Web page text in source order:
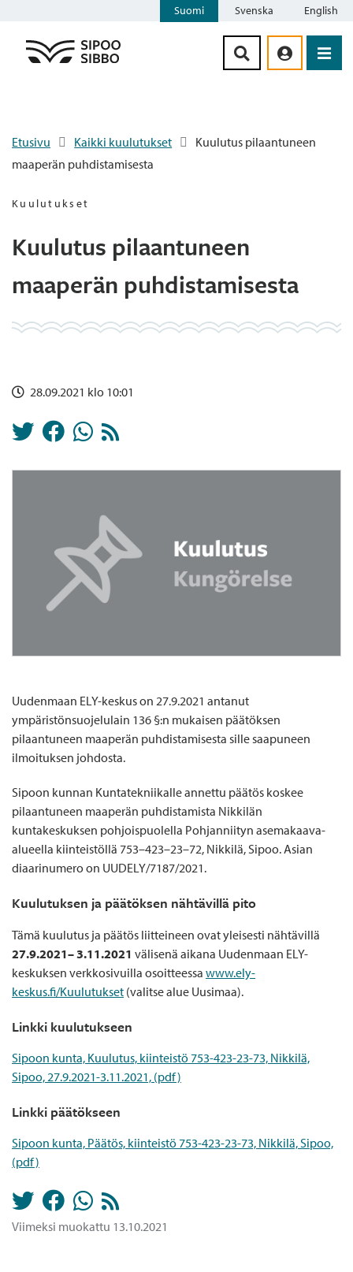
Suomi Svenska English
Etusivu Kaikki kuulutukset
Kuulutus pilaantuneen
maaperän puhdistamisesta
Kuulutukset
Kuulutus pilaantuneen
maaperän puhdistamisesta
28.09.2021 klo 10:01
Uudenmaan ELY-keskus on 27.9.2021 antanut
ympäristönsuojelulain 136 §:n mukaisen päätöksen
pilaantuneen maaperän puhdistamisesta sille saapuneen
ilmoituksen johdosta.
Sipoon kunnan Kuntatekniikalle annettu päätös koskee
pilaantuneen maaperän puhdistamista Nikkilän
kuntakeskuksen pohjoispuolella Pohjanniityn asemakaava-
alueella kiinteistöllä 753–423–23–72, Nikkilä, Sipoo. Asian
diaarinumero on UUDELY/7187/2021.
Kuulutuksen ja päätöksen nähtävillä pito
Tämä kuulutus ja päätös liitteineen ovat yleisesti nähtävillä
27.9.2021– 3.11.2021 välisenä aikana Uudenmaan ELY-
keskuksen verkkosivuilla osoitteessawww.ely-
keskus.fi/Kuulutukset (valitse alue Uusimaa).
Linkki kuulutukseen
Sipoon kunta, Kuulutus, kiinteistö 753-423-23-73, Nikkilä,
Sipoo, 27.9.2021-3.11.2021, (pdf)
Linkki päätökseen
Sipoon kunta, Päätös, kiinteistö 753-423-23-73, Nikkilä, Sipoo,
(pdf)
Viimeksi muokattu 13.10.2021